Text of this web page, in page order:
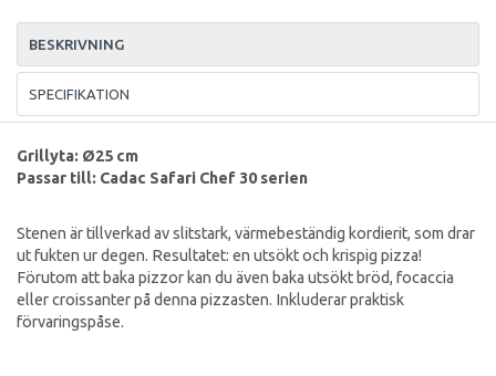
BESKRIVNING
SPECIFIKATION
Grillyta: Ø25 cm
Passar till: Cadac Safari Chef 30 serien
Stenen är tillverkad av slitstark, värmebeständig kordierit, som drar
ut fukten ur degen. Resultatet: en utsökt och krispig pizza!
Förutom att baka pizzor kan du även baka utsökt bröd, focaccia
eller croissanter på denna pizzasten. Inkluderar praktisk
förvaringspåse.